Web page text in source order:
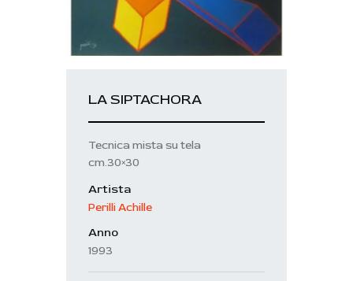
LA SIPTACHORA
Tecnica mista su tela
cm.30×30
Artista
Perilli Achille
Anno
1993